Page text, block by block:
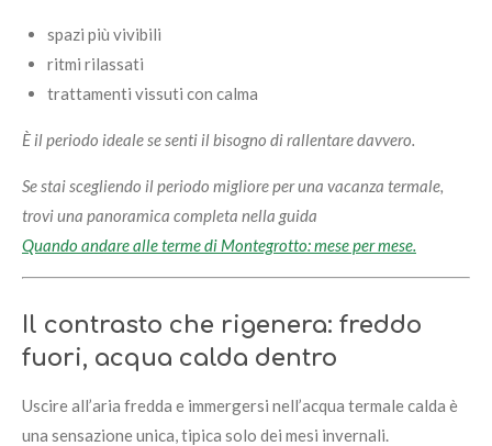
spazi più vivibili
ritmi rilassati
trattamenti vissuti con calma
È il periodo ideale se senti il bisogno di rallentare davvero.
Se stai scegliendo il periodo migliore per una vacanza termale,
trovi una panoramica completa nella guida
Quando andare alle terme di Montegrotto: mese per mese.
Il contrasto che rigenera: freddo
fuori, acqua calda dentro
Uscire all’aria fredda e immergersi nell’acqua termale calda è
una sensazione unica, tipica solo dei mesi invernali.